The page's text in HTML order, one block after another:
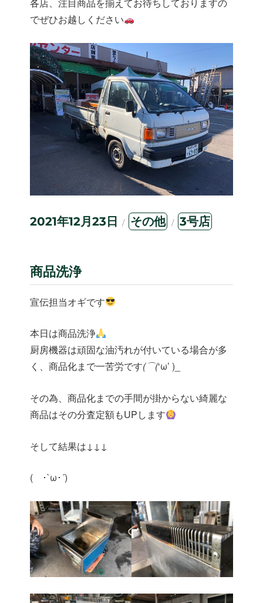
各店、注目商品を揃えてお待ちしておりますの
でぜひお越しください
投
2021年12月23日
カ
テ
その他
タ
グ
3号店
商品洗浄
宣伝担当オギです
本日は商品洗浄
厨房機器は頑固な油汚れが付いている場合が多
く、商品化まで一苦労です(⌒(‘ω’ )_
その為、商品化までの手間が掛からない綺麗な
商品はその分査定額もUPします
そして結果は↓↓↓
( ･`ω･´)